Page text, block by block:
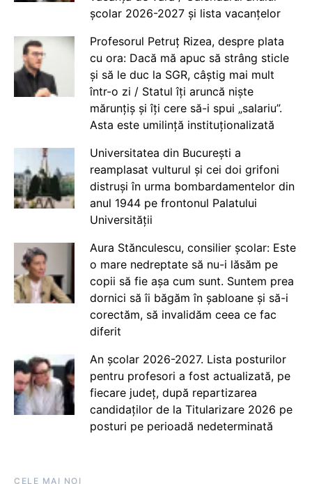
școlar 2026-2027 și lista vacanțelor
Profesorul Petruț Rizea, despre plata
cu ora: Dacă mă apuc să strâng sticle
și să le duc la SGR, câștig mai mult
într-o zi / Statul îți aruncă niște
mărunțiș și îți cere să-i spui „salariu”.
Asta este umilință instituționalizată
Universitatea din București a
reamplasat vulturul și cei doi grifoni
distruși în urma bombardamentelor din
anul 1944 pe frontonul Palatului
Universității
Aura Stănculescu, consilier școlar: Este
o mare nedreptate să nu-i lăsăm pe
copii să fie așa cum sunt. Suntem prea
dornici să îi băgăm în șabloane și să-i
corectăm, să invalidăm ceea ce fac
diferit
An școlar 2026-2027. Lista posturilor
pentru profesori a fost actualizată, pe
fiecare județ, după repartizarea
candidaților de la Titularizare 2026 pe
posturi pe perioadă nedeterminată
CELE MAI NOI